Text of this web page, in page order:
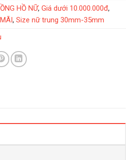
HỒ NỮ, Giá dưới 10.000.000đ,
, Size nữ trung 30mm-35mm